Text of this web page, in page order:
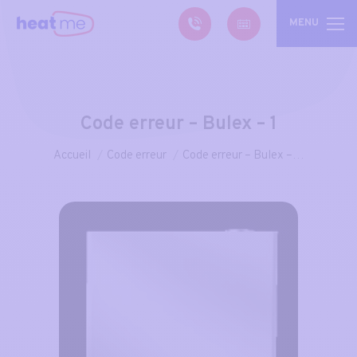
MENU
Code erreur – Bulex – 1
Vous êtes ici :
Accueil Code erreur Code erreur – Bulex –…